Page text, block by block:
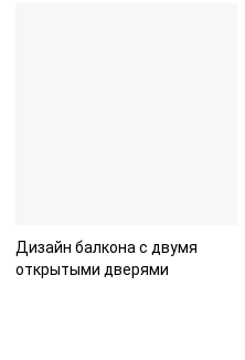
Дизайн балкона с двумя
открытыми дверями